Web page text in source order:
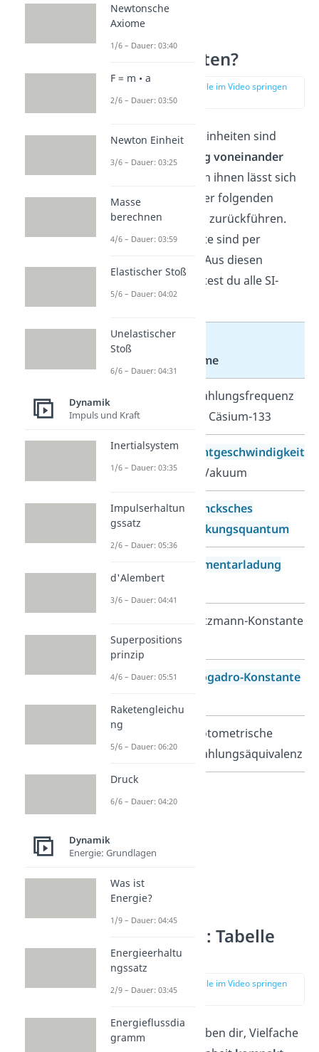
Was sind
SI‑Konstanten?
zur Stelle im Video springen
(01:51)
Die sieben Basiseinheiten sind
nicht unabhängig voneinander
definiert. Jede von ihnen lässt sich
auf genau eine der folgenden
Naturkonstanten zurückführen.
Diese Zahlenwerte sind per
Definition exakt. Aus diesen
Zahlenwerten leitest du alle SI-
Einheiten ab:
Name
Strahlungsfrequenz
von Cäsium-133
Lichtgeschwindigkeit
im Vakuum
Plancksches
Wirkungsquantum
Elementarladung
Boltzmann-Konstante
Avogadro-Konstante
Photometrische
Strahlungsäquivalenz
SI‑Vorsätze: Tabelle
und Regeln
zur Stelle im Video springen
(02:35)
SI-Vorsätze erlauben dir, Vielfache
Newtonsche
Axiome
1/6 – Dauer: 03:40
F = m • a
2/6 – Dauer: 03:50
Newton Einheit
3/6 – Dauer: 03:25
Masse
berechnen
4/6 – Dauer: 03:59
Elastischer Stoß
5/6 – Dauer: 04:02
Unelastischer
Stoß
6/6 – Dauer: 04:31
Dynamik
Impuls und Kraft
Inertialsystem
1/6 – Dauer: 03:35
Impulserhaltun
gssatz
2/6 – Dauer: 05:36
d'Alembert
3/6 – Dauer: 04:41
Superpositions
prinzip
4/6 – Dauer: 05:51
Raketengleichu
ng
5/6 – Dauer: 06:20
Druck
6/6 – Dauer: 04:20
Dynamik
Energie: Grundlagen
Was ist
Energie?
1/9 – Dauer: 04:45
Energieerhaltu
ngssatz
2/9 – Dauer: 03:45
Energieflussdia
gramm